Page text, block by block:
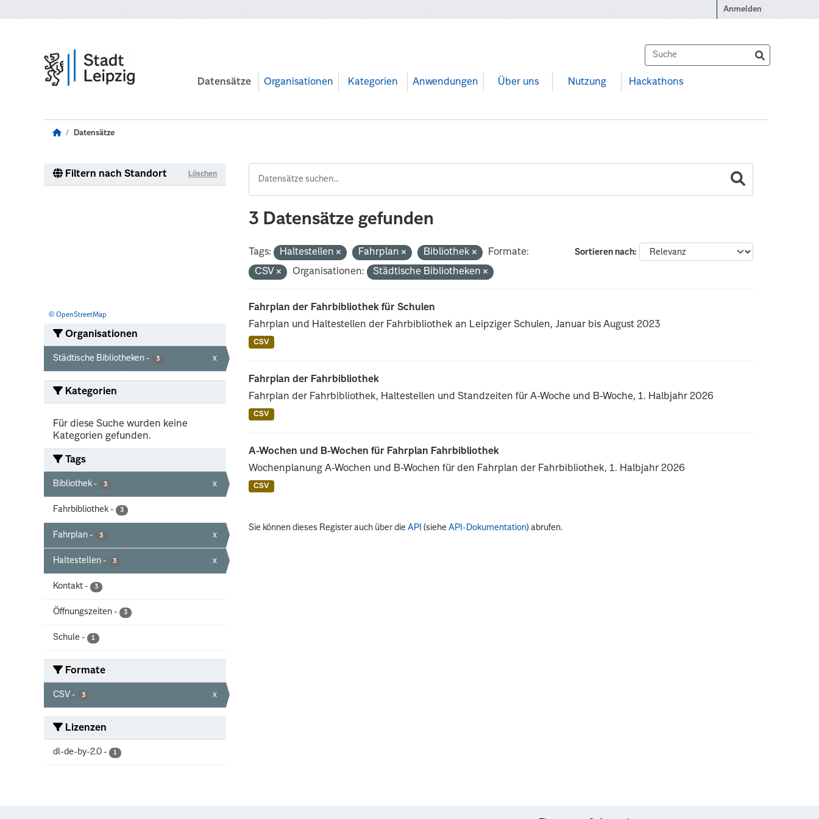
Anmelden
Datensätze Organisationen Kategorien Anwendungen Über uns Nutzung Hackathons
Datensätze
Filtern nach Standort Löschen
© OpenStreetMap
Organisationen
Städtische Bibliotheken - 3 x
Kategorien
Für diese Suche wurden keine
Kategorien gefunden.
Tags
Bibliothek - 3 x
Fahrbibliothek - 3
Fahrplan - 3 x
Haltestellen - 3 x
Kontakt - 3
Öffnungszeiten - 3
Schule - 1
Formate
CSV - 3 x
Lizenzen
dl-de-by-2.0 - 1
3 Datensätze gefunden
Sortieren nach
Tags: Haltestellen Fahrplan Bibliothek
Formate:
CSV
Organisationen: Städtische Bibliotheken
Fahrplan der Fahrbibliothek für Schulen
Fahrplan und Haltestellen der Fahrbibliothek an Leipziger Schulen, Januar bis August 2023
CSV
Fahrplan der Fahrbibliothek
Fahrplan der Fahrbibliothek, Haltestellen und Standzeiten für A-Woche und B-Woche, 1. Halbjahr 2026
CSV
A-Wochen und B-Wochen für Fahrplan Fahrbibliothek
Wochenplanung A-Wochen und B-Wochen für den Fahrplan der Fahrbibliothek, 1. Halbjahr 2026
CSV
Sie können dieses Register auch über dieAPI (sieheAPI-Dokumentation) abrufen.